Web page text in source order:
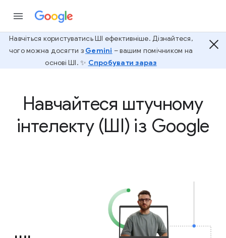
Навчіться користуватись ШІ ефективніше. Дізнайтеся,
чого можна досягти з Gemini – вашим помічником на
основі ШІ. ✨ Спробувати зараз
Навчайтеся штучному
інтелекту (ШІ) із Google